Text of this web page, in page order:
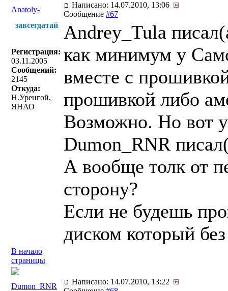
Anatoly-
Написано: 14.07.2010, 13:06
Сообщение #67
завсегдатай
Регистрация:
03.11.2005
Сообщений:
2145
Откуда:
Н.Уренгой,
ЯНАО
Andrey_Tula
как минимум у
вместе с
прошивкой либо
Возможно. Но вот
Dumon_RNR
А вообще толк от
сторону?
Если не будешь
диском который
В начало
страницы
Dumon_RNR
Написано: 14.07.2010, 13:22